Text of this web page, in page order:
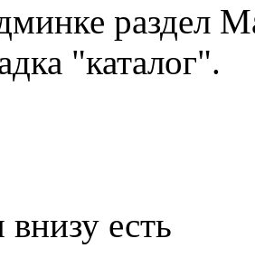
раздел
"каталог".
есть